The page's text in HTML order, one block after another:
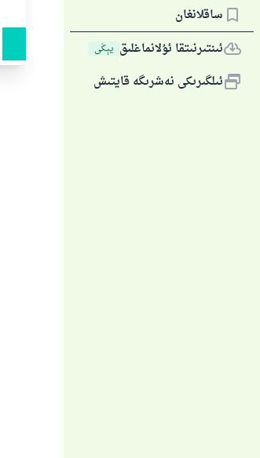
ساقلانغان
ئىنتىرنىتقا ئۇلانماغلىق يېڭى
ئىلگىرىكى نەشرىگە قايتىش